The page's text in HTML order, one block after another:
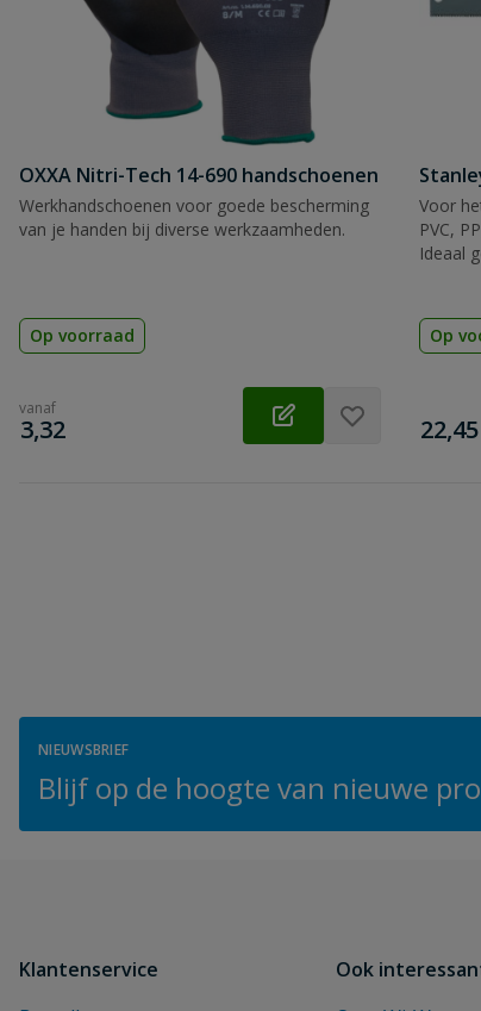
OXXA Nitri-Tech 14-690 handschoenen
Werkhandschoenen voor goede bescherming
van je handen bij diverse werkzaamheden.
Op voorraad
vanaf
€
3,32
Voor
PVC,
Ideaal
Op
€
22,45
NIEUWSBRIEF
Blijf op de hoogte van nieuwe
Klantenservice
Ook